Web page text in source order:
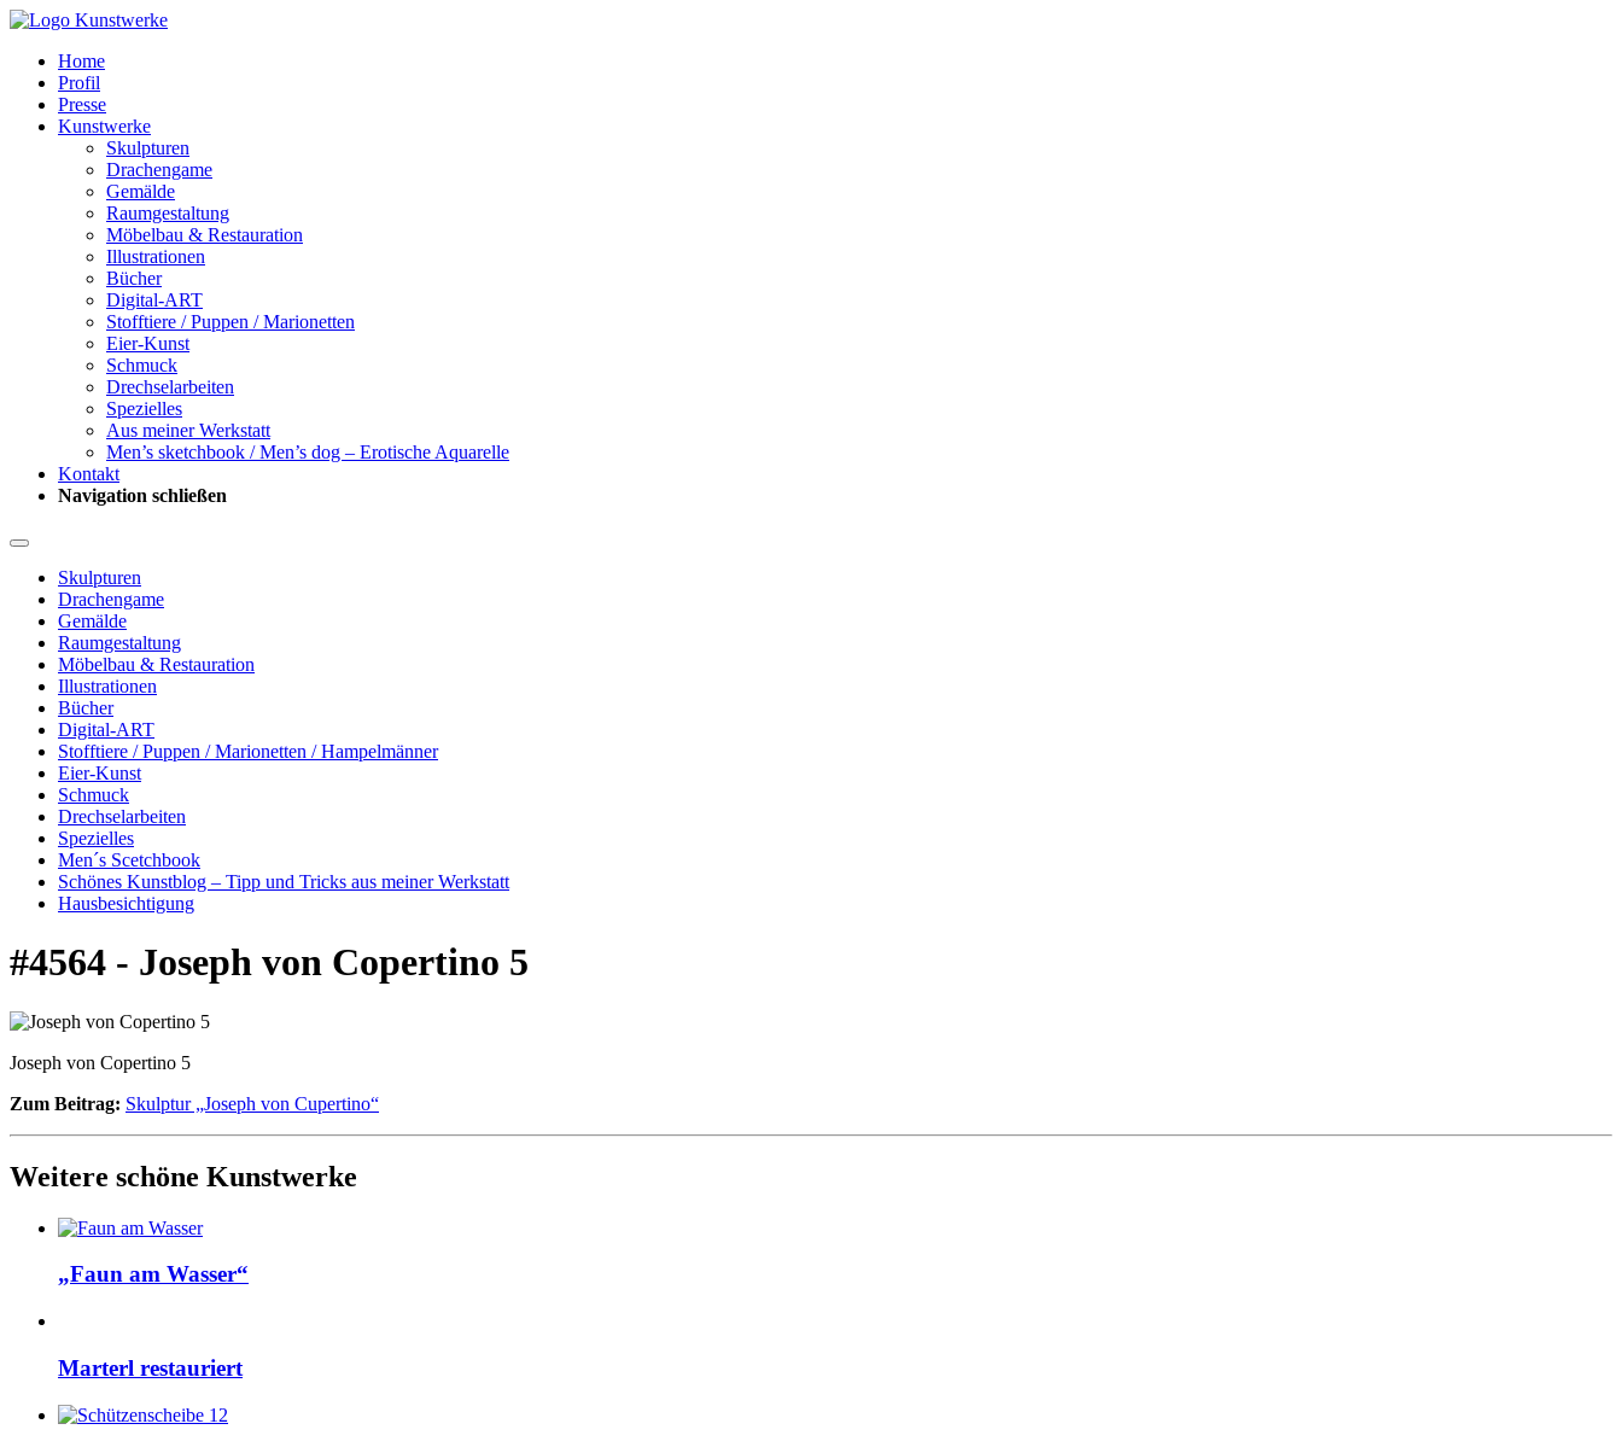
Home
Profil
Presse
Kunstwerke
Skulpturen
Drachengame
Gemälde
Raumgestaltung
Möbelbau & Restauration
Illustrationen
Bücher
Digital-ART
Stofftiere / Puppen / Marionetten
Eier-Kunst
Schmuck
Drechselarbeiten
Spezielles
Aus meiner Werkstatt
Men’s sketchbook / Men’s dog – Erotische Aquarelle
Kontakt
Navigation schließen
Skulpturen
Drachengame
Gemälde
Raumgestaltung
Möbelbau & Restauration
Illustrationen
Bücher
Digital-ART
Stofftiere / Puppen / Marionetten / Hampelmänner
Eier-Kunst
Schmuck
Drechselarbeiten
Spezielles
Men´s Scetchbook
Schönes Kunstblog – Tipp und Tricks aus meiner Werkstatt
Hausbesichtigung
#4564 - Joseph von Copertino 5
Joseph von Copertino 5
Zum Beitrag: Skulptur „Joseph von Cupertino“
Weitere schöne Kunstwerke
„Faun am Wasser“
Marterl restauriert